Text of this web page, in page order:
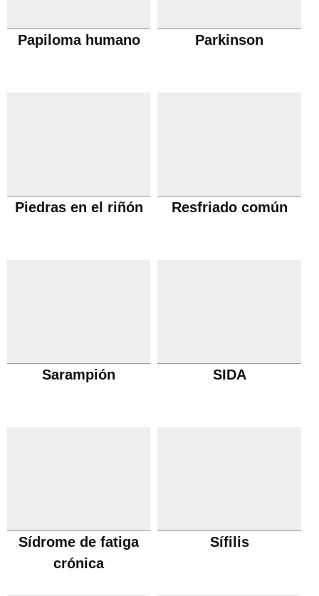
Papiloma humano Parkinson
Piedras en el riñón Resfriado común
Sarampión SIDA
Sídrome de fatiga
crónica
Sífilis